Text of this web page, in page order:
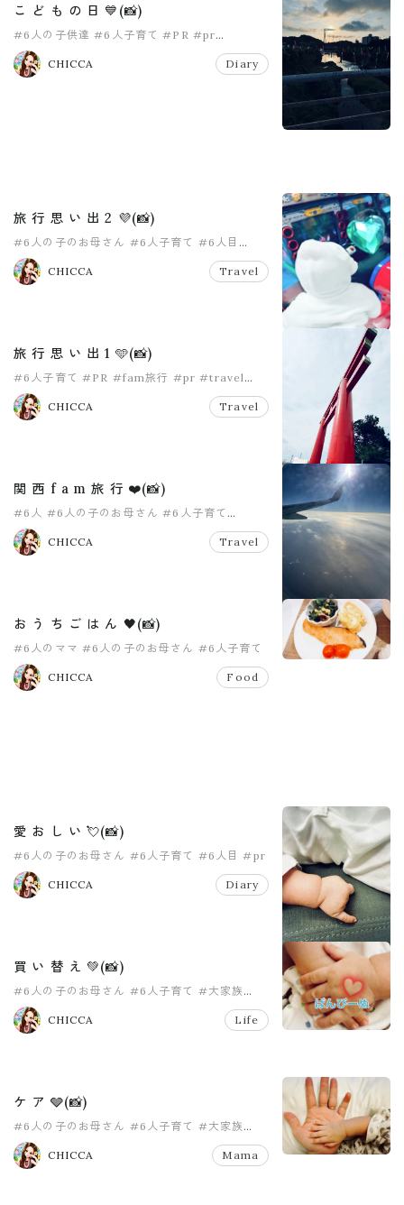
こ ど も の 日 💙(📸)
#6人の子供達 #6人子育て #PR #pr
#こどもの日
CHICCA
Diary
旅 行 思 い 出 2 💜(📸)
#6人の子のお母さん #6人子育て #6人目
#PR
CHICCA
Travel
旅 行 思 い 出 1 🩵(📸)
#6人子育て #PR #fam旅行 #pr #travel
#大家族
CHICCA
Travel
関 西 f a m 旅 行 ❤️(📸)
#6人 #6人の子のお母さん #6人子育て
#おかあさん
CHICCA
Travel
お う ち ご は ん 🖤(📸)
#6人のママ #6人の子のお母さん #6人子育て
#6人目
CHICCA
Food
愛 お し い 💘(📸)
#6人の子のお母さん #6人子育て #6人目
#pr
#大家族
CHICCA
Diary
買 い 替 え 💚(📸)
#6人の子のお母さん #6人子育て #大家族
#大家族ママ
CHICCA
Life
ケ ア 🩶(📸)
#6人の子のお母さん #6人子育て #大家族
#大家族ママ
#女の子育児
CHICCA
Mama